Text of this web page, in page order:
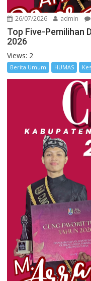
26/07/2026 admin
Top Five-Pemilihan
2026
Views: 2
Berita Umum HUMAS